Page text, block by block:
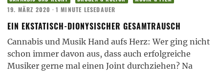
19. MÄRZ 2020 · 1 MINUTE LESEDAUER
EIN EKSTATISCH-DIONYSISCHER GESAMTRAUSCH
Cannabis und Musik Hand aufs Herz: Wer ging nicht
schon immer davon aus, dass auch erfolgreiche
Musiker gerne mal einen Joint durchziehen? Na